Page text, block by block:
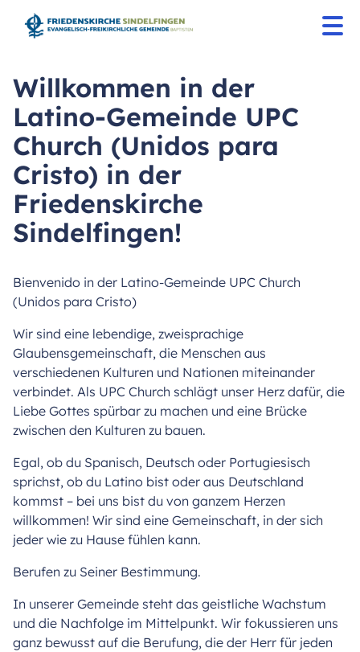
Willkommen in der
Latino-Gemeinde UPC
Church (Unidos para
Cristo) in der
Friedenskirche
Sindelfingen!
Bienvenido in der Latino-Gemeinde UPC Church
(Unidos para Cristo)
Wir sind eine lebendige, zweisprachige
Glaubensgemeinschaft, die Menschen aus
verschiedenen Kulturen und Nationen miteinander
verbindet. Als UPC Church schlägt unser Herz dafür, die
Liebe Gottes spürbar zu machen und eine Brücke
zwischen den Kulturen zu bauen.
Egal, ob du Spanisch, Deutsch oder Portugiesisch
sprichst, ob du Latino bist oder aus Deutschland
kommst – bei uns bist du von ganzem Herzen
willkommen! Wir sind eine Gemeinschaft, in der sich
jeder wie zu Hause fühlen kann.
Berufen zu Seiner Bestimmung.
In unserer Gemeinde steht das geistliche Wachstum
und die Nachfolge im Mittelpunkt. Wir fokussieren uns
ganz bewusst auf die Berufung, die der Herr für jeden